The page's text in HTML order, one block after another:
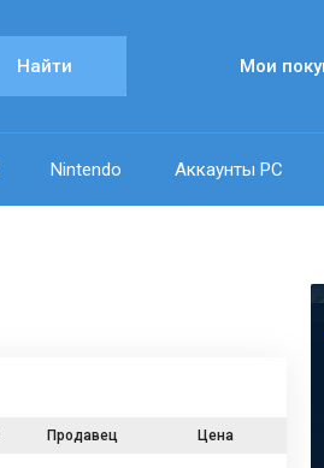
Найти Мои
Nintendo Аккаунты PC
Продавец Цена